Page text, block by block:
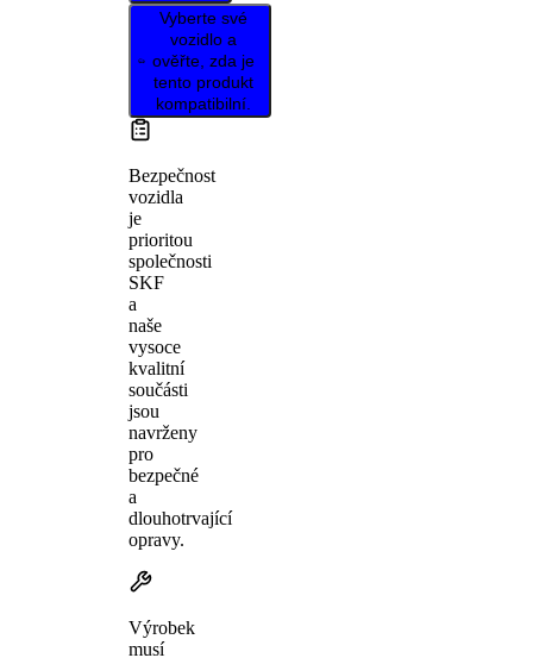
Vyberte své
vozidlo a
ověřte, zda je
tento produkt
kompatibilní.
Bezpečnost
vozidla
je
prioritou
společnosti
SKF
a
naše
vysoce
kvalitní
součásti
jsou
navrženy
pro
bezpečné
a
dlouhotrvající
opravy.
Výrobek
musí